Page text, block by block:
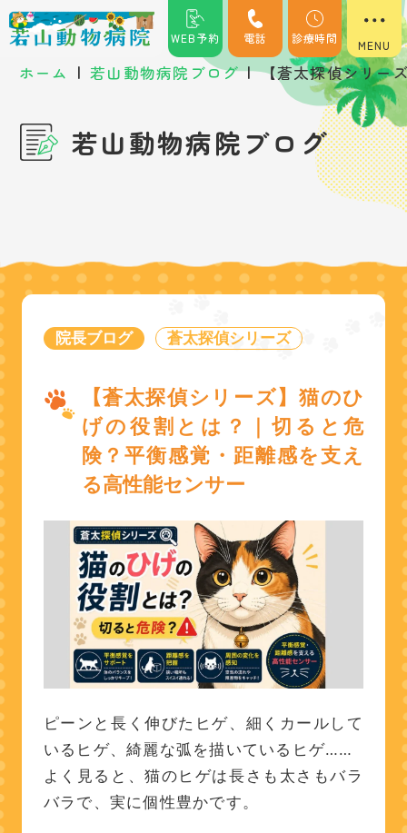
WEB予約 電話 診療時間
ホーム | 若山動物病院ブログ | 【蒼太探偵シリー
若山動物病院ブログ
院長ブログ 蒼太探偵シリーズ
【蒼太探偵シリーズ】猫のひ
げの役割とは？｜切ると危
険？平衡感覚・距離感を支え
る高性能センサー
ピーンと長く伸びたヒゲ、細くカールして
いるヒゲ、綺麗な弧を描いているヒゲ……
よく見ると、猫のヒゲは長さも太さもバラ
バラで、実に個性豊かです。